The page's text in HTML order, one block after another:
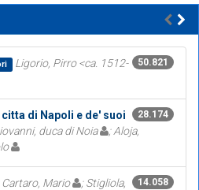
50.821
Ligorio, Pirro <ca. 1512-
28.174
di Napoli e de' suoi
duca di Noia
; Aloja,
14.058
Cartaro, Mario
; Stigliola,